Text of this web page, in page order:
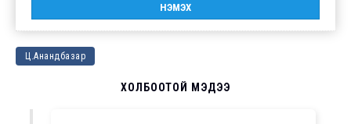
Ц.Анандбазар
ХОЛБООТОЙ МЭДЭЭ